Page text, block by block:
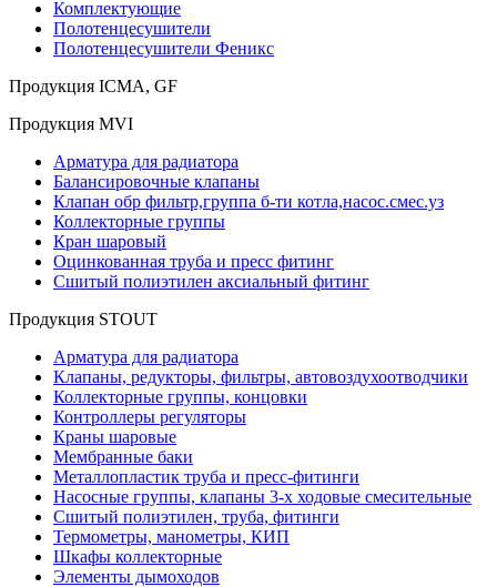
Комплектующие
Полотенцесушители
Полотенцесушители Феникс
Продукция ICMA, GF
Продукция MVI
Арматура для радиатора
Балансировочные клапаны
Клапан обр фильтр,группа б-ти котла,насос.смес.уз
Коллекторные группы
Кран шаровый
Оцинкованная труба и пресс фитинг
Сшитый полиэтилен аксиальный фитинг
Продукция STOUT
Арматура для радиатора
Клапаны, редукторы, фильтры, автовоздухоотводчики
Коллекторные группы, концовки
Контроллеры регуляторы
Краны шаровые
Мембранные баки
Металлопластик труба и пресс-фитинги
Насосные группы, клапаны 3-х ходовые смесительные
Сшитый полиэтилен, труба, фитинги
Термометры, манометры, КИП
Шкафы коллекторные
Элементы дымоходов